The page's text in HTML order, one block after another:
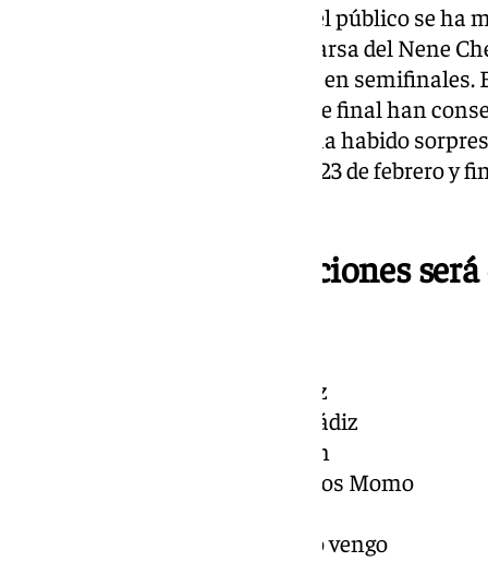
Con respecto a las comparsas, el público se
aunque la ausencia de la Comparsa del Nene
puesto que mucha gente la veía en
dos que estuvieron en cuartos de final han
la modalidad de coro tampoco ha habido
comienzo el próximo domingo, 23 de febrero y
El orden de las actuaciones
Coro: Las entrañas de Cádiz
Comparsa: El corazón de Cádiz
Cuarteto: Ku Klux Klan Klan
Coro: Los guardianes del Dios Momo
Chirigota: Cuando tu vas yo vengo